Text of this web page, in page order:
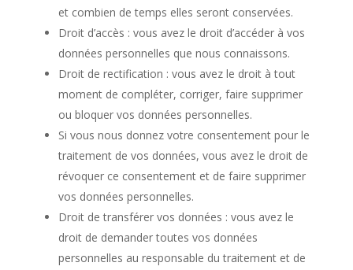
et combien de temps elles seront conservées.
Droit d’accès : vous avez le droit d’accéder à vos
données personnelles que nous connaissons.
Droit de rectification : vous avez le droit à tout
moment de compléter, corriger, faire supprimer
ou bloquer vos données personnelles.
Si vous nous donnez votre consentement pour le
traitement de vos données, vous avez le droit de
révoquer ce consentement et de faire supprimer
vos données personnelles.
Droit de transférer vos données : vous avez le
droit de demander toutes vos données
personnelles au responsable du traitement et de